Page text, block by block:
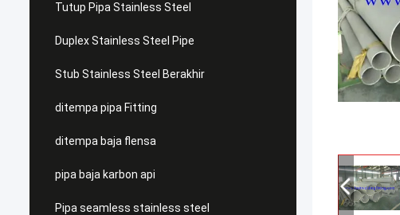
Tutup Pipa Stainless Steel
Duplex Stainless Steel Pipe
Stub Stainless Steel Berakhir
ditempa pipa Fitting
ditempa baja flensa
pipa baja karbon api
Pipa seamless stainless steel